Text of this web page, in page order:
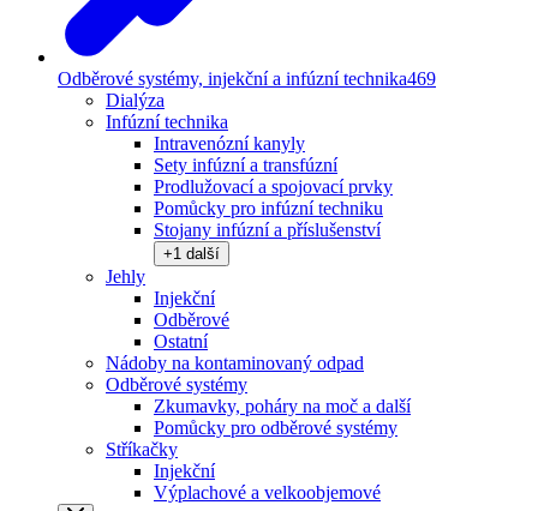
Odběrové systémy, injekční a infúzní technika469
Dialýza
Infúzní technika
Intravenózní kanyly
Sety infúzní a transfúzní
Prodlužovací a spojovací prvky
Pomůcky pro infúzní techniku
Stojany infúzní a příslušenství
+1 další
Jehly
Injekční
Odběrové
Ostatní
Nádoby na kontaminovaný odpad
Odběrové systémy
Zkumavky, poháry na moč a další
Pomůcky pro odběrové systémy
Stříkačky
Injekční
Výplachové a velkoobjemové